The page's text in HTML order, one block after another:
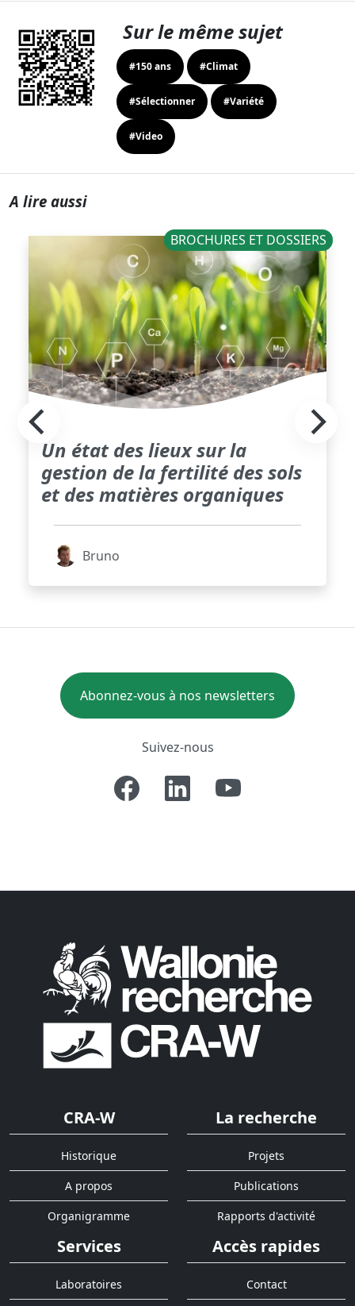
Sur le même sujet
#150 ans #Climat
#Sélectionner #Variété
#Video
A lire aussi
BROCHURES ET DOSSIERS
Un état des lieux sur la
gestion de la fertilité des sols
et des matières organiques
Bruno
Abonnez-vous à nos newsletters
Suivez-nous
CRA-W
Historique
A propos
Organigramme
La recherche
Projets
Publications
Rapports d'activité
Services
Laboratoires
Accès rapides
Contact